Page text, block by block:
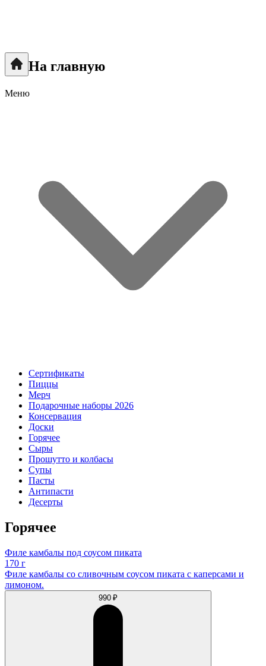
На главную
Меню
Сертификаты
Пиццы
Мерч
Подарочные наборы 2026
Консервация
Доски
Горячее
Сыры
Прошутто и колбасы
Супы
Пасты
Антипасти
Десерты
Горячее
Филе камбалы под соусом пиката
170 г
Филе камбалы со сливочным соусом пиката с каперсами и
лимоном.
990 ₽